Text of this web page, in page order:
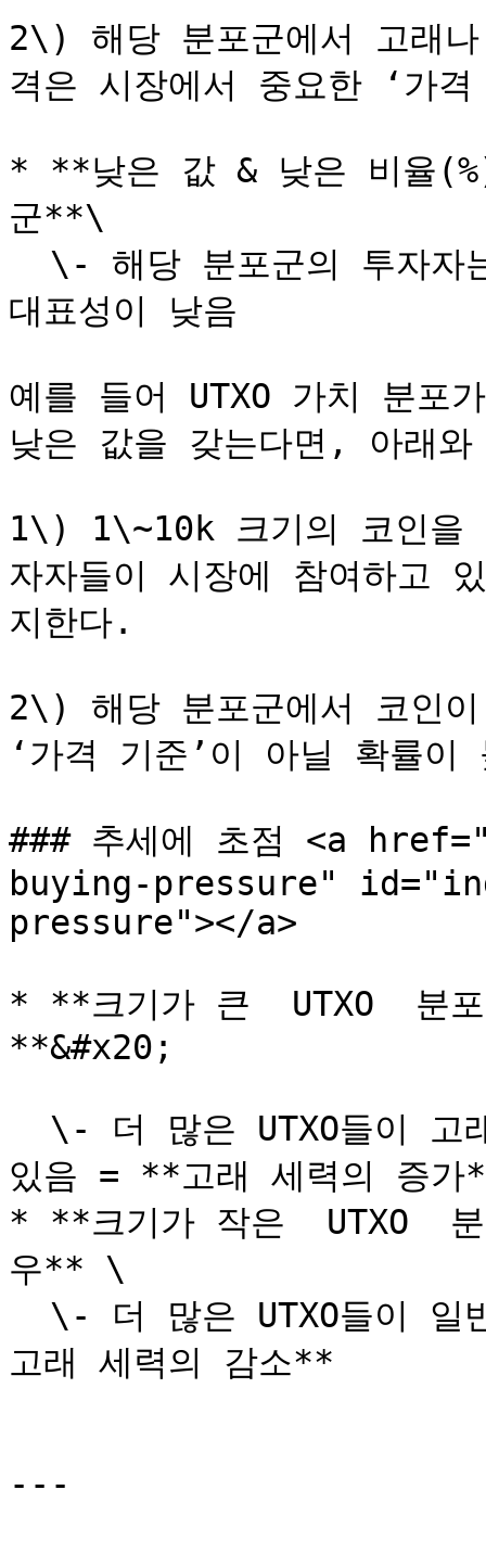
2\) 해당 분포군에서 고래
격은 시장에서 중요한 ‘가
* **낮은 값 & 낮은 비율
군**\
대표성이 낮음
예를 들어 UTXO 가치 분포
낮은 값을 갖는다면, 아래
1\) 1\~10k 크기의 코인을
자자들이 시장에 참여하고
지한다.
2\) 해당 분포군에서 코인
‘가격 기준’이 아닐 확률이
### 추세에 초점 <a
buying-pressure"
pressure"></a>
* **크기가 큰  UTXO  분포
**&#x20;
있음 = **고래 세력의 증가
* **크기가 작은  UTXO  분
우** \
고래 세력의 감소**
---